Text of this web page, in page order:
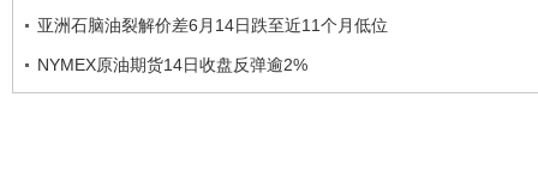
亚洲石脑油裂解价差6月14日跌至近11个月低位
NYMEX原油期货14日收盘反弹逾2%